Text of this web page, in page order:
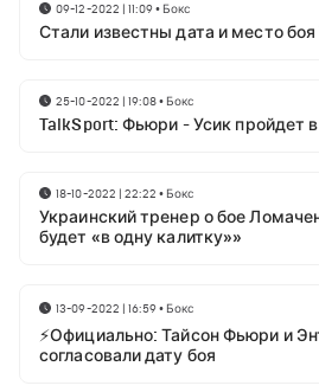
09-12-2022 | 11:09• Бокс
Стали известны дата и место
25-10-2022 | 19:08• Бокс
TalkSport: Фьюри - Усик пройдет
18-10-2022 | 22:22 • Бокс
Украинский тренер о бое
будет «в одну калитку»»
13-09-2022 | 16:59• Бокс
⚡Официально: Тайсон Фьюри и
согласовали дату боя